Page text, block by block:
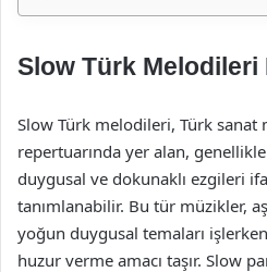
Slow Türk Melodileri
Slow Türk melodileri, Türk
repertuarında yer alan,
duygusal ve dokunaklı ezgileri
tanımlanabilir. Bu tür müzikler,
yoğun duygusal temaları
huzur verme amacı taşır. Slow